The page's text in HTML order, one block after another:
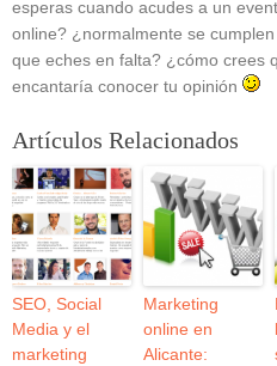
esperas cuando acudes a un
online? ¿normalmente se
que eches en falta? ¿cómo crees
encantaría conocer tu opinión
Artículos Relacionados
SEO, Social
Media y el
marketing
Marketing
online en
Alicante: